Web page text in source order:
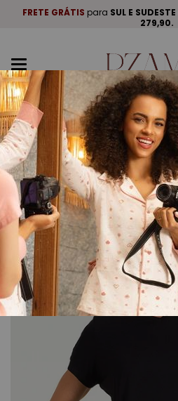
FRETE GRÁTIS para SUL E SUDESTE
279,90.
navegação
INÍCIO OUTLET 🏷️